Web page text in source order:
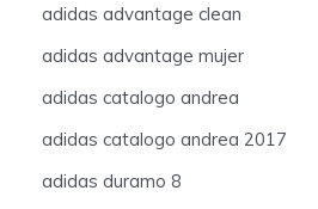
adidas advantage clean
adidas advantage mujer
adidas catalogo andrea
adidas catalogo andrea 2017
adidas duramo 8